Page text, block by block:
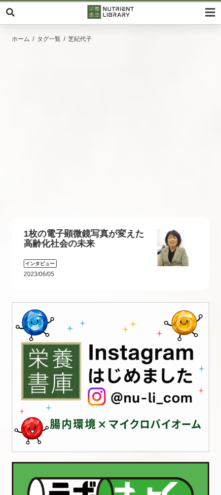
ホーム タグ一覧 芝紀代子
1枚の電子顕微鏡写真が変えた
高齢化社会の未来
インタビュー
2023/06/05